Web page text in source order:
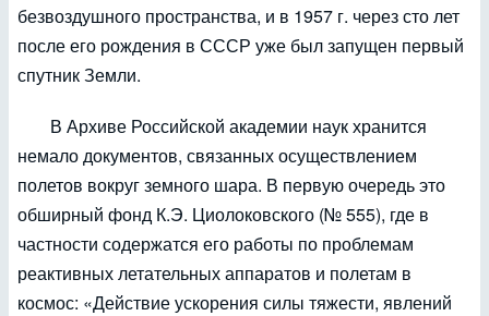
безвоздушного пространства, и в 1957 г. через сто лет
после его рождения в СССР уже был запущен первый
спутник Земли.
В Архиве Российской академии наук хранится
немало документов, связанных осуществлением
полетов вокруг земного шара. В первую очередь это
обширный фонд К.Э. Циолоковского (№ 555), где в
частности содержатся его работы по проблемам
реактивных летательных аппаратов и полетам в
космос: «Действие ускорения силы тяжести, явлений